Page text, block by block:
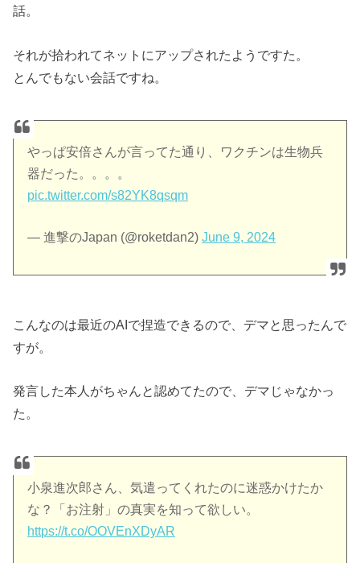
話。
それが拾われてネットにアップされたようですた。
とんでもない会話ですね。
やっぱ安倍さんが言ってた通り、ワクチンは生物兵
器だった。。。。
pic.twitter.com/s82YK8qsqm
— 進撃のJapan (@roketdan2)June 9, 2024
こんなのは最近のAIで捏造できるので、デマと思ったんで
すが。
発言した本人がちゃんと認めてたので、デマじゃなかっ
た。
小泉進次郎さん、気遣ってくれたのに迷惑かけたか
な？「お注射」の真実を知って欲しい。
https://t.co/OOVEnXDyAR